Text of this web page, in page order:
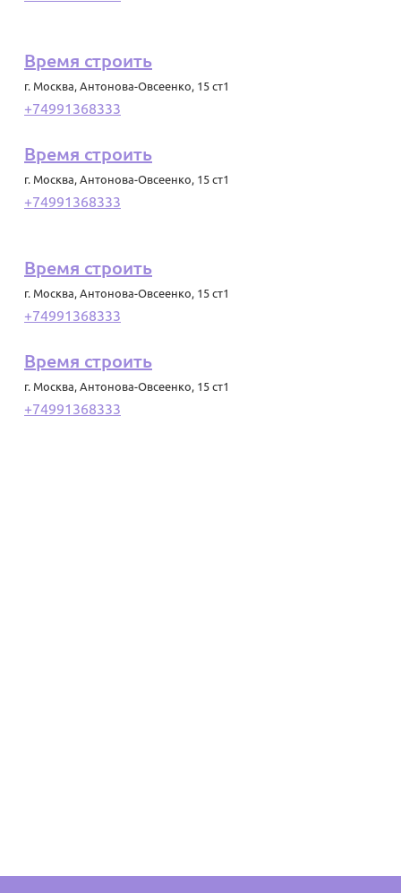
Время строить
г. Москва, Антонова-Овсеенко, 15 ст1
+74991368333
Время строить
г. Москва, Антонова-Овсеенко, 15 ст1
+74991368333
Время строить
г. Москва, Антонова-Овсеенко, 15 ст1
+74991368333
Время строить
г. Москва, Антонова-Овсеенко, 15 ст1
+74991368333